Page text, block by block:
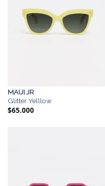
MAUI JR
Glitter Yelllow
$65.000